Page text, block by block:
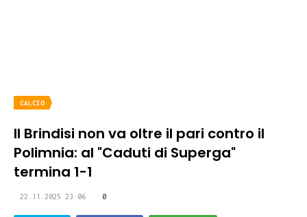
CALCIO
Il Brindisi non va oltre il pari contro il
Polimnia: al "Caduti di Superga"
termina 1-1
22.11.2025 23:06 0